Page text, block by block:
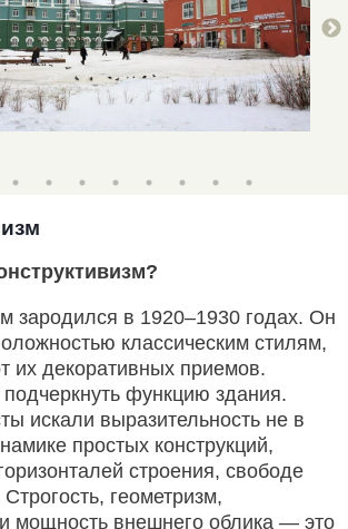
зародился в 1920–1930 годах. Он
классическим стилям,
их декоративных приемов.
функцию здания.
искали выразительность не в
простых конструкций,
строения, свободе
геометризм,
мощность внешнего облика — это